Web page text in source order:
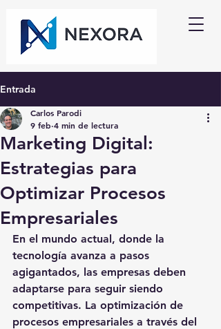
Entrada
Marketing Digital:
Estrategias para
Optimizar Procesos
Empresariales
Carlos Parodi
9 feb 4 min de lectura
En el mundo actual, donde la
tecnología avanza a pasos
agigantados, las empresas deben
adaptarse para seguir siendo
competitivas. La optimización de
procesos empresariales a través del